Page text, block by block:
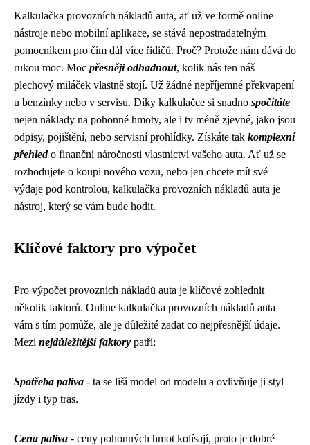
Kalkulačka provozních nákladů auta, ať už ve formě online
nástroje nebo mobilní aplikace, se stává nepostradatelným
pomocníkem pro čím dál více řidičů. Proč? Protože nám dává do
rukou moc. Moc přesněji odhadnout, kolik nás ten náš
plechový miláček vlastně stojí. Už žádné nepříjemné překvapení
u benzínky nebo v servisu. Díky kalkulačce si snadno spočítáte
nejen náklady na pohonné hmoty, ale i ty méně zjevné, jako jsou
odpisy, pojištění, nebo servisní prohlídky. Získáte tak komplexní
přehledo finanční náročnosti vlastnictví vašeho auta. Ať už se
rozhodujete o koupi nového vozu, nebo jen chcete mít své
výdaje pod kontrolou, kalkulačka provozních nákladů auta je
nástroj, který se vám bude hodit.
Klíčové faktory pro výpočet
Pro výpočet provozních nákladů auta je klíčové zohlednit
několik faktorů. Online kalkulačka provozních nákladů auta
vám s tím pomůže, ale je důležité zadat co nejpřesnější údaje.
Mezi nejdůležitější faktory patří:
Spotřeba paliva - ta se liší model od modelu a ovlivňuje ji styl
jízdy i typ tras.
Cena paliva - ceny pohonných hmot kolísají, proto je dobré